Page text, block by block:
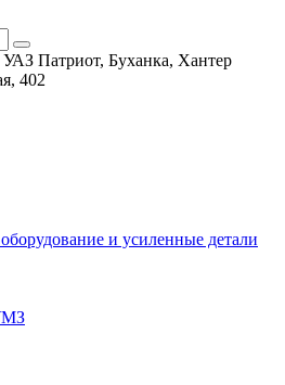
УАЗ Патриот, Буханка, Хантер
402
и усиленные детали